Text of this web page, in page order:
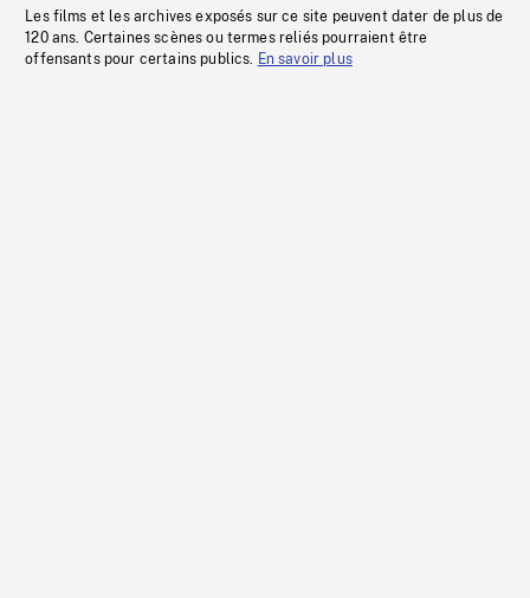
Les films et les archives exposés sur ce site peuvent dater de plus de
120 ans. Certaines scènes ou termes reliés pourraient être
offensants pour certains publics. En savoir plus